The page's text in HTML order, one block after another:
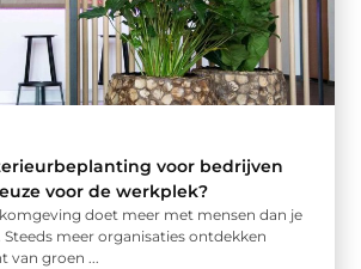
voor bedrijven
voor de werkplek?
doet meer met mensen dan je
meer organisaties ontdekken
van groen ...